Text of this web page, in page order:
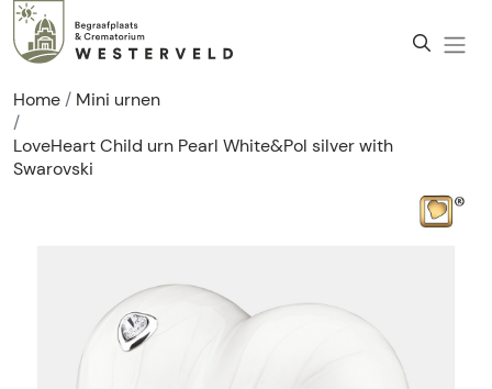
Home
Mini urnen
LoveHeart Child urn Pearl White&Pol silver with
Swarovski